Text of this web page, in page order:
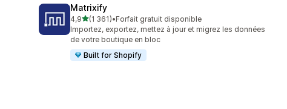
Matrixify
4,9étoile(s) sur 5
(1 361)
1361 avis au total
•Forfait gratuit disponible
Importez, exportez, mettez à jour et migrez les données
de votre boutique en bloc
Built for Shopify